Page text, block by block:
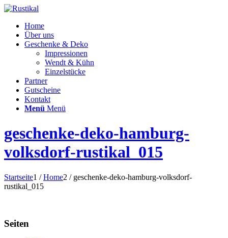
Home
Über uns
Geschenke & Deko
Impressionen
Wendt & Kühn
Einzelstücke
Partner
Gutscheine
Kontakt
Menü Menü
geschenke-deko-hamburg-
volksdorf-rustikal_015
Startseite1 / Home2 / geschenke-deko-hamburg-volksdorf-
rustikal_015
Seiten